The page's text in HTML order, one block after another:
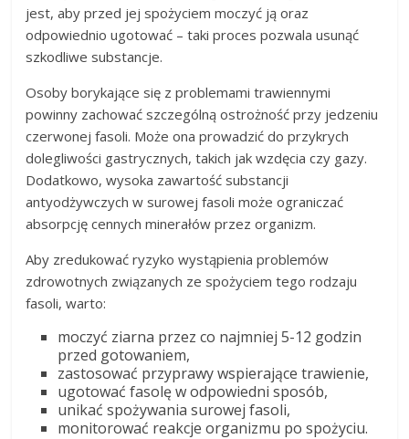
jest, aby przed jej spożyciem moczyć ją oraz
odpowiednio ugotować – taki proces pozwala usunąć
szkodliwe substancje.
Osoby borykające się z problemami trawiennymi
powinny zachować szczególną ostrożność przy jedzeniu
czerwonej fasoli. Może ona prowadzić do przykrych
dolegliwości gastrycznych, takich jak wzdęcia czy gazy.
Dodatkowo, wysoka zawartość substancji
antyodżywczych w surowej fasoli może ograniczać
absorpcję cennych minerałów przez organizm.
Aby zredukować ryzyko wystąpienia problemów
zdrowotnych związanych ze spożyciem tego rodzaju
fasoli, warto:
moczyć ziarna przez co najmniej 5-12 godzin
przed gotowaniem,
zastosować przyprawy wspierające trawienie,
ugotować fasolę w odpowiedni sposób,
unikać spożywania surowej fasoli,
monitorować reakcje organizmu po spożyciu.